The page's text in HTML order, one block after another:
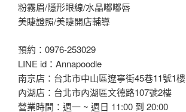
粉霧眉/隱形眼線/水晶嘟嘟唇
美睫證照/美睫開店輔導
預約：0976-253029
LINE id：Annapoodle
南京店：台北市中山區遼寧街45巷11號1樓
內湖店：台北市內湖區文德路107號2樓
營業時間：週一 ~ 週日 11:00 到 20:00